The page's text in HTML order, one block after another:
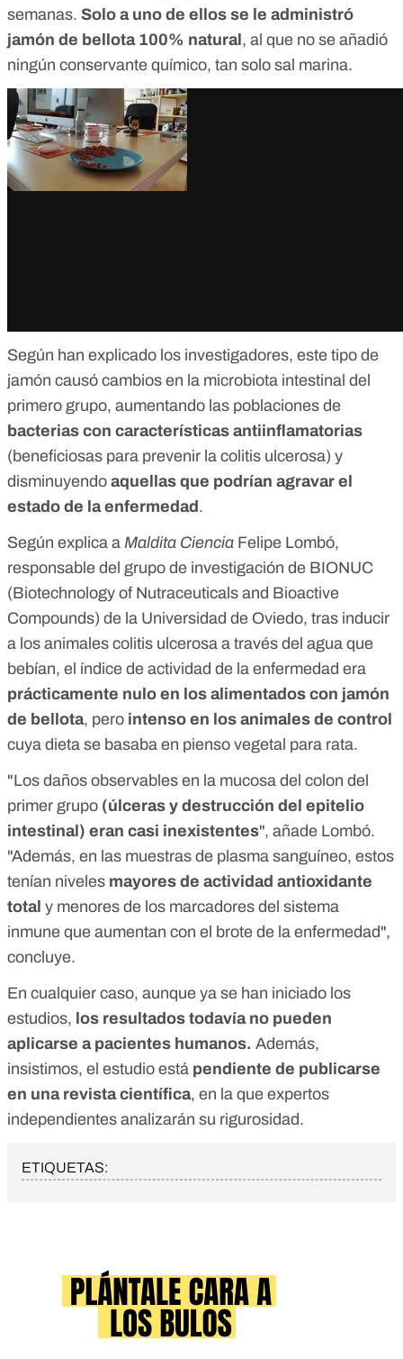
semanas. Solo a uno de ellos se le administró
jamón de bellota 100% natural , al que no se añadió
ningún conservante químico, tan solo sal marina.
Según han explicado los investigadores, este tipo de
jamón causó cambios en la microbiota intestinal del
primero grupo, aumentando las poblaciones de
bacterias con características antiinflamatorias
(beneficiosas para prevenir la colitis ulcerosa) y
disminuyendo aquellas que podrían agravar el
estado de la enfermedad .
Según explica a Maldita Ciencia Felipe Lombó,
responsable del grupo de investigación de BIONUC
(Biotechnology of Nutraceuticals and Bioactive
Compounds) de la Universidad de Oviedo, tras inducir
a los animales colitis ulcerosa a través del agua que
bebían, el índice de actividad de la enfermedad era
prácticamente nulo en los alimentados con jamón
de bellota, pero intenso en los animales de control
cuya dieta se basaba en pienso vegetal para rata.
"Los daños observables en la mucosa del colon del
primer grupo (úlceras y destrucción del epitelio
intestinal) eran casi inexistentes", añade Lombó.
"Además, en las muestras de plasma sanguíneo, estos
tenían niveles mayores de actividad antioxidante
total y menores de los marcadores del sistema
inmune que aumentan con el brote de la enfermedad",
concluye.
En cualquier caso, aunque ya se han iniciado los
estudios, los resultados todavía no pueden
aplicarse a pacientes humanos. Además,
insistimos, el estudio está pendiente de publicarse
en una revista científica, en la que expertos
independientes analizarán su rigurosidad.
ETIQUETAS: